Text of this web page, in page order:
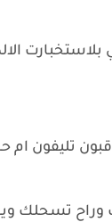
بلاستخبارت
تليفون ام
وراح تسحلك